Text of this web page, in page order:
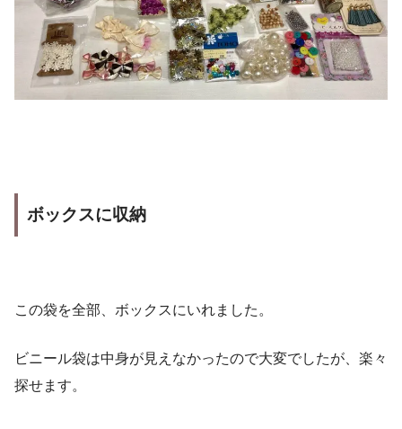
ボックスに収納
この袋を全部、ボックスにいれました。
ビニール袋は中身が見えなかったので大変でしたが、楽々
探せます。